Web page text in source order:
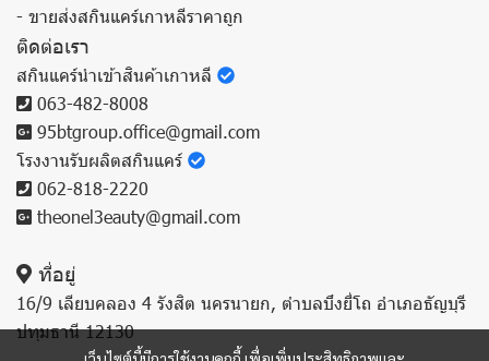
- ขายส่งสกินแคร์เกาหลีราคาถูก
ติดต่อเรา
สกินแคร์นำเข้าสินค้าเกาหลี
063-482-8008
95btgroup.office@gmail.com
โรงงานรับผลิตสกินแคร์
062-818-2220
theonel3eauty@gmail.com
ที่อยู่
16/9 เลียบคลอง 4 รังสิต นครนายก, ตำบลบึงยี่โถ อำเภอธัญบุรี
ปทุมธานี 12130